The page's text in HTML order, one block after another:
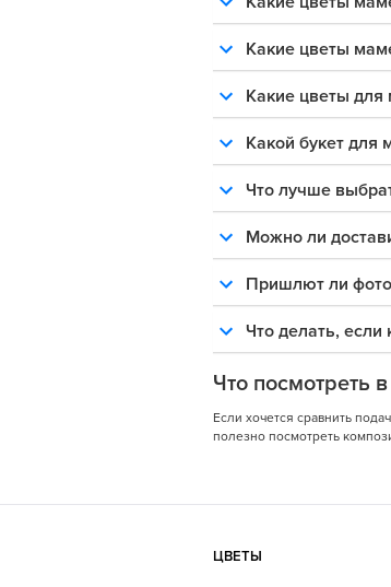
Какие цветы
Какие цветы для
Какой букет для
Что лучше
Можно ли
Пришлют ли фото
Что делать, если
Что посмотреть
Если хочется сравнить
полезно посмотреть
ЦВЕТЫ